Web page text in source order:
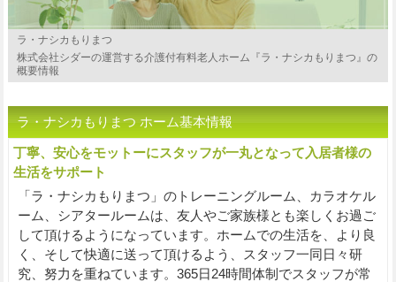
ラ・ナシカもりまつ
株式会社シダーの運営する介護付有料老人ホーム『ラ・ナシカもりまつ』の
概要情報
ラ・ナシカもりまつ ホーム基本情報
丁寧、安心をモットーにスタッフが一丸となって入居者様の
生活をサポート
「ラ・ナシカもりまつ」のトレーニングルーム、カラオケル
ーム、シアタールームは、友人やご家族様とも楽しくお過ご
して頂けるようになっています。ホームでの生活を、より良
く、そして快適に送って頂けるよう、スタッフ一同日々研
究、努力を重ねています。365日24時間体制でスタッフが常